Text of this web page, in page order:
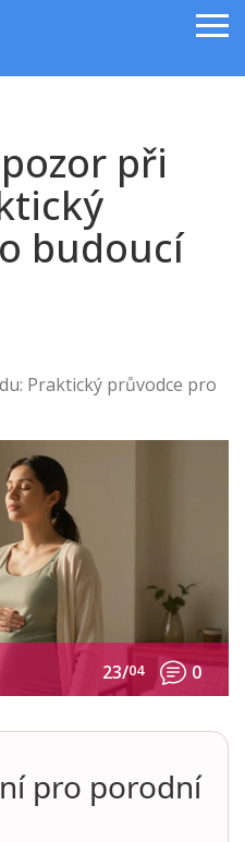
při
budoucí
Praktický průvodce pro
23/04 0
pro porodní